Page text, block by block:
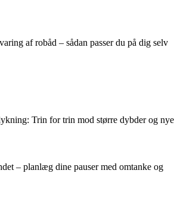
af robåd – sådan passer du på dig selv
Trin for trin mod større dybder og nye
– planlæg dine pauser med omtanke og